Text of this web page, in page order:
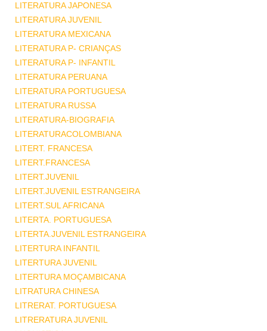
LITERATURA JAPONESA
LITERATURA JUVENIL
LITERATURA MEXICANA
LITERATURA P- CRIANÇAS
LITERATURA P- INFANTIL
LITERATURA PERUANA
LITERATURA PORTUGUESA
LITERATURA RUSSA
LITERATURA-BIOGRAFIA
LITERATURACOLOMBIANA
LITERT. FRANCESA
LITERT.FRANCESA
LITERT.JUVENIL
LITERT.JUVENIL ESTRANGEIRA
LITERT.SUL AFRICANA
LITERTA. PORTUGUESA
LITERTA.JUVENIL ESTRANGEIRA
LITERTURA INFANTIL
LITERTURA JUVENIL
LITERTURA MOÇAMBICANA
LITRATURA CHINESA
LITRERAT. PORTUGUESA
LITRERATURA JUVENIL